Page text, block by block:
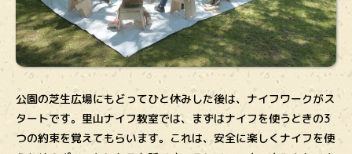
公園の芝生広場にもどってひと休みした後は、ナイフワークがス
タートです。里山ナイフ教室では、まずはナイフを使うときの3
つの約束を覚えてもらいます。これは、安全に楽しくナイフを使